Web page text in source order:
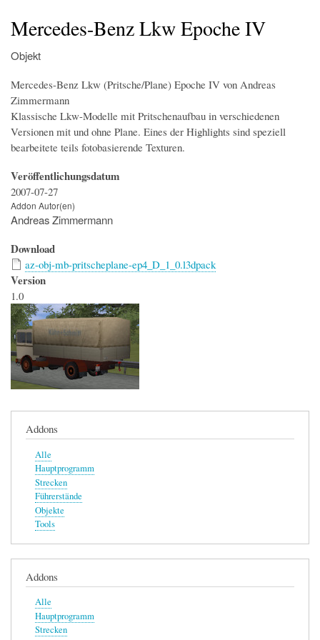
Mercedes-Benz Lkw Epoche IV
Objekt
Mercedes-Benz Lkw (Pritsche/Plane) Epoche IV von Andreas
Zimmermann
Klassische Lkw-Modelle mit Pritschenaufbau in verschiedenen
Versionen mit und ohne Plane. Eines der Highlights sind speziell
bearbeitete teils fotobasierende Texturen.
Veröffentlichungsdatum
2007-07-27
Addon Autor(en)
Andreas Zimmermann
Download
az-obj-mb-pritscheplane-ep4_D_1_0.l3dpack
Version
1.0
Addons
Alle
Hauptprogramm
Strecken
Führerstände
Objekte
Tools
Addons
Alle
Hauptprogramm
Strecken